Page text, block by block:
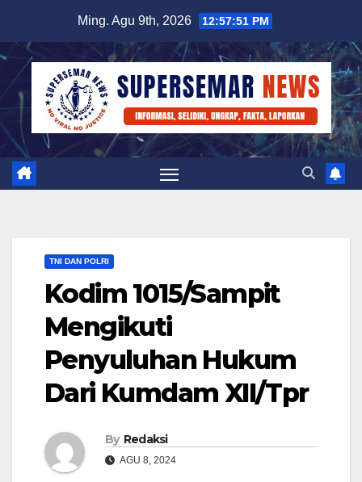
content
Ming. Agu 9th, 2026 12:57:52 PM
TNI DAN POLRI
Kodim 1015/Sampit
Mengikuti
Penyuluhan Hukum
Dari Kumdam XII/Tpr
By Redaksi
AGU 8, 2024